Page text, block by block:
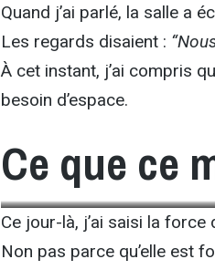
Quand j’ai parlé, la salle a
Les regards disaient :
À cet instant, j’ai compris
besoin d’espace.
Ce que ce
Ce jour-là, j’ai saisi la force
Non pas parce qu’elle est